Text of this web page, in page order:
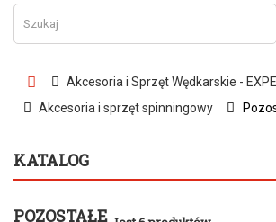
Akcesoria i Sprzęt Wędkarskie -
Akcesoria i sprzęt spinningowy
KATALOG
POZOSTAŁE